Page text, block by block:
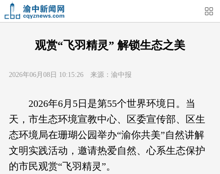
首页 媒体关注 今日头条 热点新闻
渝中新闻 特别关注 部门动态
吃在渝中 住在渝中 行在渝中
娱在渝中
形象片 短视频 荟睛彩 直播回看
观赏“飞羽精灵” 解锁生态之美
2026年06月08日 10:15:26 来源：渝中报
2026年6月5日是第55个世界环境日。当
天，市生态环境宣教中心、区委宣传部、区生
态环境局在珊瑚公园举办“渝你共美”自然讲解
文明实践活动，邀请热爱自然、心系生态保护
的市民观赏“飞羽精灵”。